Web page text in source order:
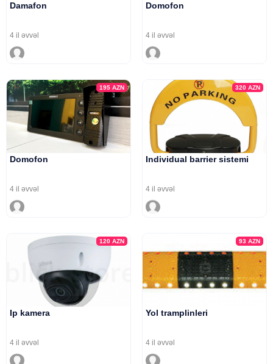
Damafon
4 il əvvəl
Domofon
4 il əvvəl
195AZN
Domofon
4 il əvvəl
320 AZN
Individual barrier sistemi
4 il əvvəl
120AZN
Ip kamera
4 il əvvəl
93 AZN
Yol tramplinleri
4 il əvvəl